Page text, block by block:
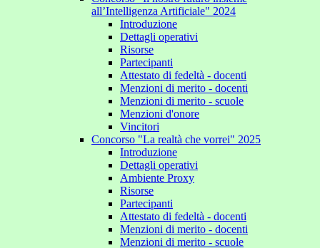
all’Intelligenza Artificiale" 2024
Introduzione
Dettagli operativi
Risorse
Partecipanti
Attestato di fedeltà - docenti
Menzioni di merito - docenti
Menzioni di merito - scuole
Menzioni d'onore
Vincitori
Concorso "La realtà che vorrei" 2025
Introduzione
Dettagli operativi
Ambiente Proxy
Risorse
Partecipanti
Attestato di fedeltà - docenti
Menzioni di merito - docenti
Menzioni di merito - scuole